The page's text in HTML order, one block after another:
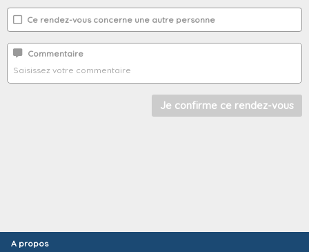
Ce rendez-vous concerne une autre personne
Commentaire
A propos